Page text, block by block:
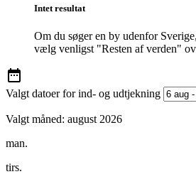
Intet resultat
Om du søger en by udenfor
vælg venligst "Resten af verden"
Valgt datoer for ind- og udtjekning
Valgt måned: august 2026
man.
tirs.